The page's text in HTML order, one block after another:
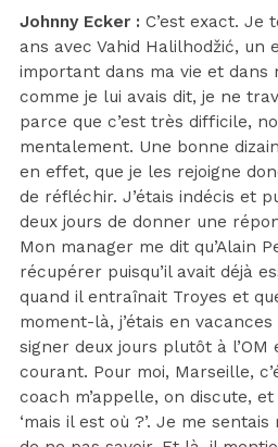
Johnny Ecker : C’est exact. Je
ans avec Vahid Halilhodžić, un
important dans ma vie et dans
comme je lui avais dit, je ne
parce que c’est très difficile,
mentalement. Une bonne
en effet, que je les rejoigne
de réfléchir. J’étais indécis et
deux jours de donner une
Mon manager me dit qu’Alain
récupérer puisqu’il avait déjà
quand il entraînait Troyes et
moment-là, j’étais en
signer deux jours plutôt à l’OM
courant. Pour moi, Marseille,
coach m’appelle, on discute,
‘mais il est où ?’. Je me